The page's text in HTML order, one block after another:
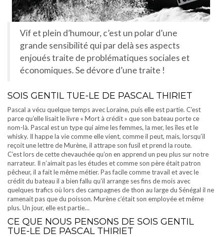
Vif et plein d’humour, c’est un polar d’une
grande sensibilité qui par delà ses aspects
enjoués traite de problématiques sociales et
économiques. Se dévore d’une traite !
SOIS GENTIL TUE-LE DE PASCAL THIRIET
Pascal a vécu quelque temps avec Loraine, puis elle est partie. C’est
parce qu’elle lisait le livre « Mort à crédit » que son bateau porte ce
nom-là. Pascal est un type qui aime les femmes, la mer, les îles et le
whisky. Il happe la vie comme elle vient, comme il peut, mais, lorsqu’il
reçoit une lettre de Murène, il attrape son fusil et prend la route.
C’est lors de cette chevauchée qu’on en apprend un peu plus sur notre
narrateur. Il n’aimait pas les études et comme son père était patron
pêcheur, il a fait le même métier. Pas facile comme travail et avec le
crédit du bateau il a bien fallu qu’il arrange ses fins de mois avec
quelques trafics où lors des campagnes de thon au large du Sénégal il ne
ramenait pas que du poisson. Murène c’était son employée et même
plus. Un jour, elle est partie…
CE QUE NOUS PENSONS DE SOIS GENTIL
TUE-LE DE PASCAL THIRIET